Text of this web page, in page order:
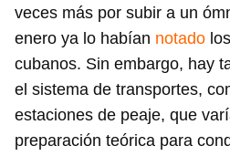
veces más por subir a un
enero ya lo habían notado
cubanos. Sin embargo, hay
el sistema de transportes,
estaciones de peaje, que
preparación teórica para